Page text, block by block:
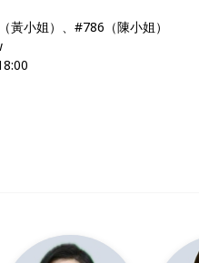
小姐）、#786（陳小姐）